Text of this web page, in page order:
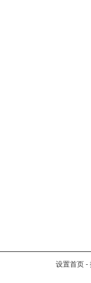
设置首页 -